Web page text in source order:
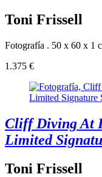
Toni Frissell
Fotografía . 50 x 60 x 1
1.375 €
Cliff Diving At
Limited
Toni Frissell